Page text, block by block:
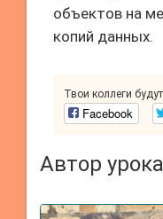
объектов на
копий данных.
Твои коллеги
Facebook
Автор урока